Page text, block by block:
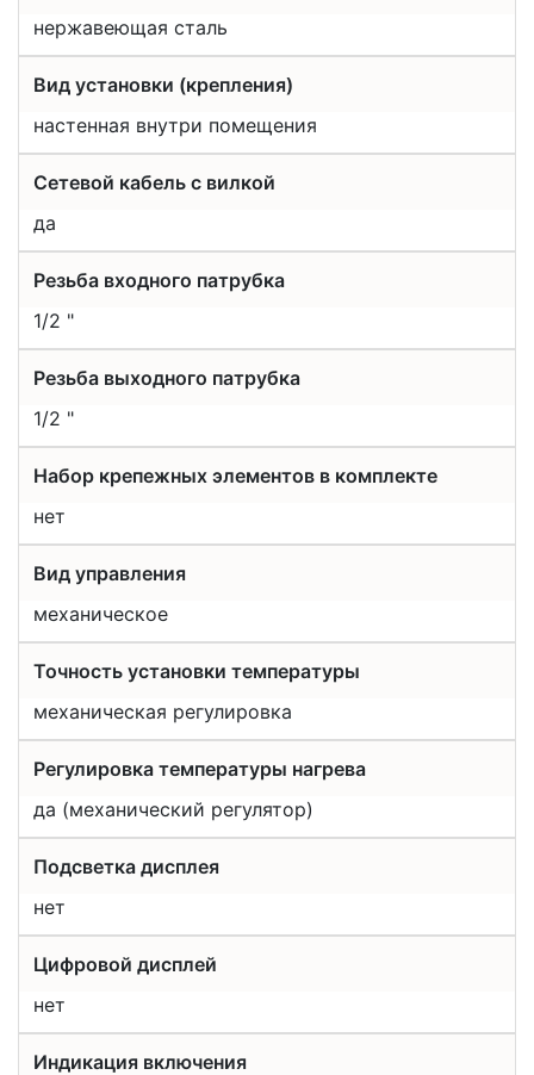
нержавеющая сталь
Вид установки (крепления)
настенная внутри помещения
Сетевой кабель с вилкой
да
Резьба входного патрубка
1/2 "
Резьба выходного патрубка
1/2 "
Набор крепежных элементов в комплекте
нет
Вид управления
механическое
Точность установки температуры
механическая регулировка
Регулировка температуры нагрева
да (механический регулятор)
Подсветка дисплея
нет
Цифровой дисплей
нет
Индикация включения